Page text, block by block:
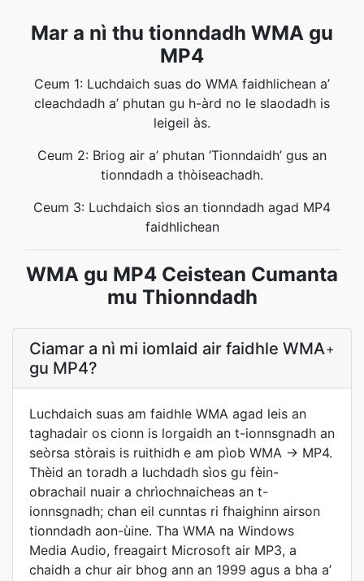
Mar a nì thu tionndadh WMA gu
MP4
Ceum 1: Luchdaich suas do WMA faidhlichean a’
cleachdadh a’ phutan gu h-àrd no le slaodadh is
leigeil às.
Ceum 2: Briog air a’ phutan ‘Tionndaidh’ gus an
tionndadh a thòiseachadh.
Ceum 3: Luchdaich sìos an tionndadh agad MP4
faidhlichean
WMA gu MP4 Ceistean Cumanta
mu Thionndadh
Ciamar a nì mi iomlaid air faidhle WMA
gu MP4?
+
Luchdaich suas am faidhle WMA agad leis an
taghadair os cionn is lorgaidh an t-ionnsgnadh an
seòrsa stòrais is ruithidh e am pìob WMA → MP4.
Thèid an toradh a luchdadh sìos gu fèin-
obrachail nuair a chrìochnaicheas an t-
ionnsgnadh; chan eil cunntas ri fhaighinn airson
tionndadh aon-ùine. Tha WMA na Windows
Media Audio, freagairt Microsoft air MP3, a
chaidh a chur air bhog ann an 1999 agus a bha a’